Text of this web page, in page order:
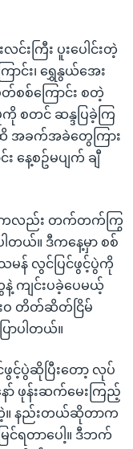
င်းကြီး ပူးပေါင်းတဲ့
င်း၊ ရွှေနွယ်အေး
စစ်ကြောင်း စတဲ့
တင် ဆန္ဒပြခဲ့ကြ
ထိ အခက်အခဲတွေကြား
နေ့စဥ်မပျက် ချီ
ကလည်း တက်တက်ကြွ
တယ်။ ဒီကနေ့မှာ စစ်
မန် လွင်ပြင်ဖွင့်ပွဲကို
နဲ့ ကျင်းပခဲ့ပေမယ့်
းဝ တိတ်ဆိတ်ငြိမ်
ပါတယ်။
င့်ပွဲဆိုပြီးတော့ လုပ်
ာ် ဖုန်းဆက်မေးကြည့်
။ နည်းတယ်ဆိုတာက
င်ရတာပေါ့။ ဒီဘက်